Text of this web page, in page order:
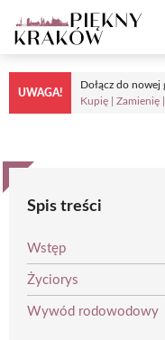
do
treści
UWAGA!
Dołącz do nowej
Kupię | Zamienię
Spis treści
Wstęp
Życiorys
Wywód rodowodowy